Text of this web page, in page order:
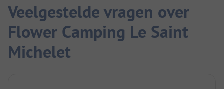
Veelgestelde vragen over
Flower Camping Le Saint
Michelet